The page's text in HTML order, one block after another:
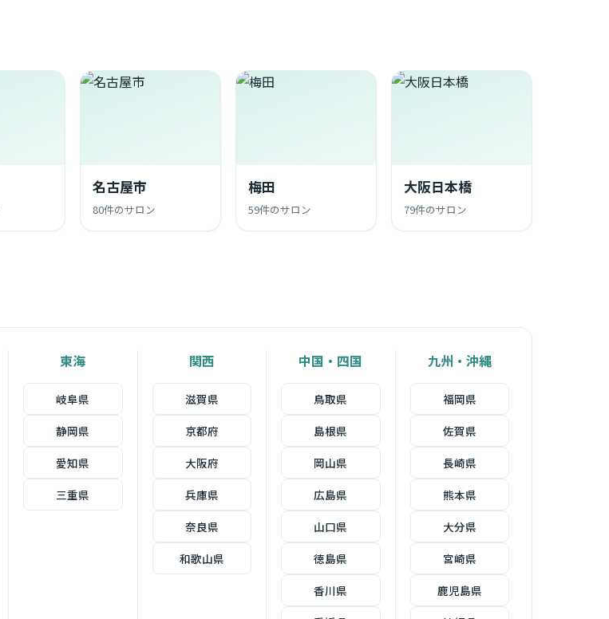
名古屋市
80件のサロン
梅田
59件のサロン
大阪日本橋
79件のサロン
東海
岐阜県
静岡県
愛知県
三重県
関西
滋賀県
京都府
大阪府
兵庫県
奈良県
和歌山県
中国・四国
鳥取県
島根県
岡山県
広島県
山口県
徳島県
香川県
九州・沖縄
福岡県
佐賀県
長崎県
熊本県
大分県
宮崎県
鹿児島県